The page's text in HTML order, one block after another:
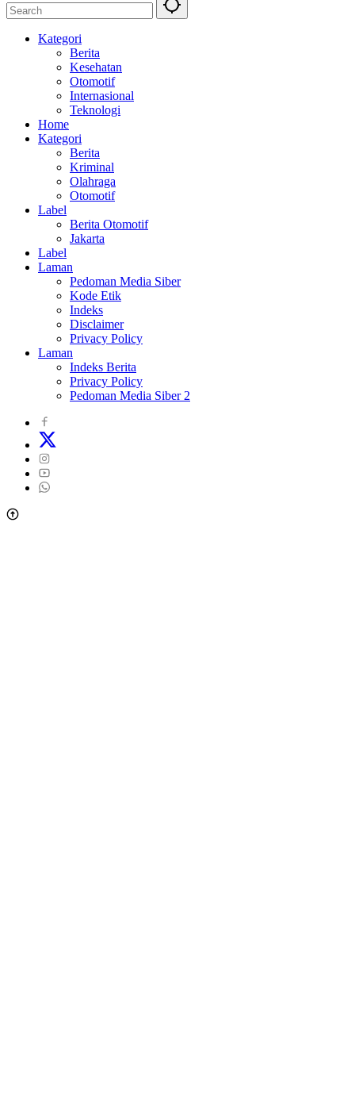
Kategori
Berita
Kesehatan
Otomotif
Internasional
Teknologi
Home
Kategori
Berita
Kriminal
Olahraga
Otomotif
Label
Berita Otomotif
Jakarta
Label
Laman
Pedoman Media Siber
Kode Etik
Indeks
Disclaimer
Privacy Policy
Laman
Indeks Berita
Privacy Policy
Pedoman Media Siber 2